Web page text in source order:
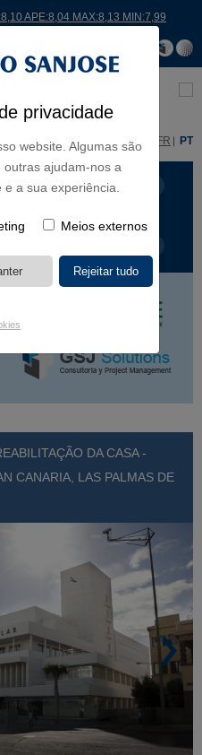
privacidade
website. Algumas são
ajudam-nos a
a sua experiência.
Meios externos
APE:8,04 MAX:8,13 MIN:7,99
EN FR PT
CONTINENTES
DA CASA -
CANARIA, LAS PALMAS DE